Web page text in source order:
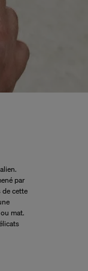
à votre domicile
les 14 jours
de notre côté.
par
de cette
mat.